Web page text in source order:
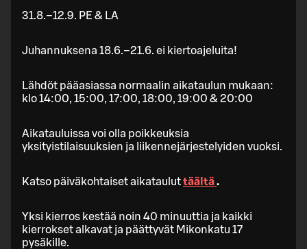
31.8.–12.9. PE & LA
Juhannuksena 18.6.–21.6. ei kiertoajeluita!
Lähdöt pääasiassa normaalin aikataulun mukaan:
klo 14:00, 15:00, 17:00, 18:00, 19:00 & 20:00
Aikatauluissa voi olla poikkeuksia
yksityistilaisuuksien ja liikennejärjestelyiden vuoksi.
Katso päiväkohtaiset aikatauluttäältä.
Yksi kierros kestää noin 40 minuuttia ja kaikki
kierrokset alkavat ja päättyvät Mikonkatu 17
pysäkille.